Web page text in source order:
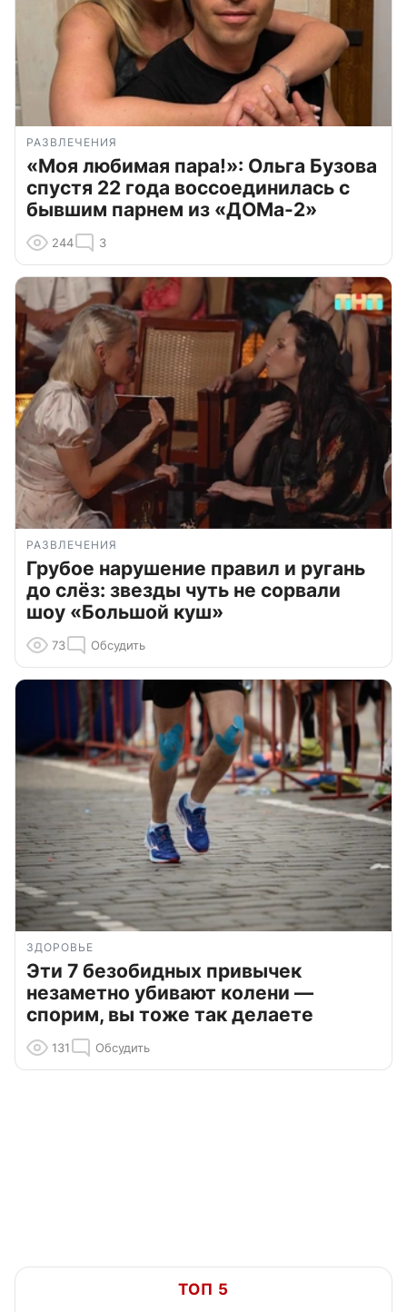
РАЗВЛЕЧЕНИЯ
«Моя любимая пара!»: Ольга Бузова
спустя 22 года воссоединилась с
бывшим парнем из «ДОМа-2»
244 3
РАЗВЛЕЧЕНИЯ
Грубое нарушение правил и ругань
до слёз: звезды чуть не сорвали
шоу «Большой куш»
73 Обсудить
ЗДОРОВЬЕ
Эти 7 безобидных привычек
незаметно убивают колени —
спорим, вы тоже так делаете
131 Обсудить
ТОП 5